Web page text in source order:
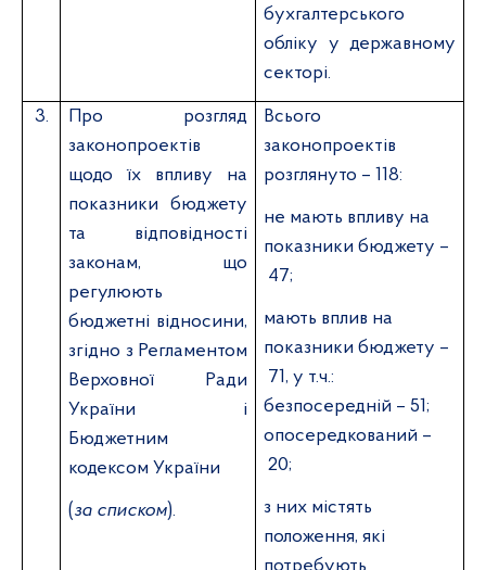
бухгалтерського
обліку у державному
секторі.
3.
Про розгляд
законопроектів
щодо їх впливу на
показники бюджету
та відповідності
законам, що
регулюють
бюджетні відносини,
згідно з Регламентом
Верховної Ради
України і
Бюджетним
кодексом України
(за списком).
Всього
законопроектів
розглянуто – 118:
не мають впливу на
показники бюджету –
47;
мають вплив на
показники бюджету –
71, у т.ч.:
безпосередній – 51;
опосередкований –
20;
з них містять
положення, які